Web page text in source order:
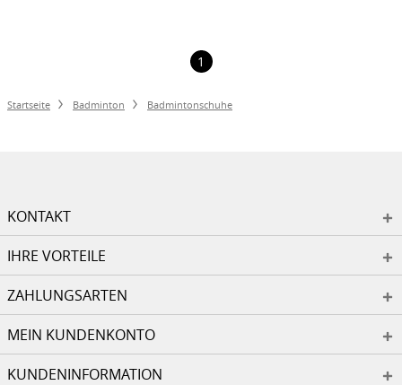
1
Startseite Badminton Badmintonschuhe
KONTAKT
IHRE VORTEILE
ZAHLUNGSARTEN
MEIN KUNDENKONTO
KUNDENINFORMATION